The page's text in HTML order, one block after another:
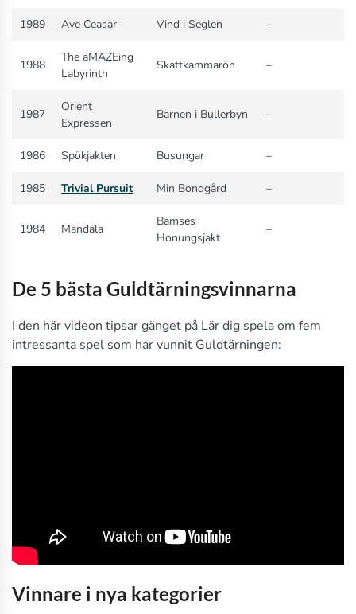
1989 Ave Ceasar Vind i Seglen –
1988
The aMAZEing
Labyrinth
Skattkammarön –
1987
Orient
Expressen
Barnen i Bullerbyn –
1986 Spökjakten Busungar –
1985 Trivial Pursuit Min Bondgård –
1984 Mandala
Bamses
Honungsjakt
–
De 5 bästa Guldtärningsvinnarna
I den här videon tipsar gänget på Lär dig spela om fem
intressanta spel som har vunnit Guldtärningen:
Vinnare i nya kategorier